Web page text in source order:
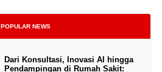
POPULAR NEWS
Dari Konsultasi, Inovasi AI hingga
Pendampingan di Rumah Sakit: